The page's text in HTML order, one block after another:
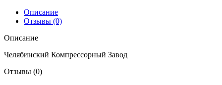
Описание
Отзывы (0)
Описание
Челябинский Компрессорный Завод
Отзывы (0)